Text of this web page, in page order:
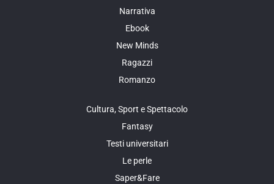
Narrativa
Ebook
New Minds
Ragazzi
Romanzo
Cultura, Sport e Spettacolo
Fantasy
Testi universitari
Le perle
Saper&Fare